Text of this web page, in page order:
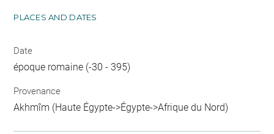
PLACES AND DATES
Date
époque romaine (-30 - 395)
Provenance
Akhmîm (Haute Égypte->Égypte->Afrique du Nord)